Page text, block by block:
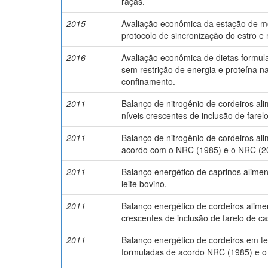
2015
Avaliação econômica da estação de
protocolo de sincronização do estro e
2016
Avaliação econômica de dietas
sem restrição de energia e proteína
confinamento.
2011
Balanço de nitrogênio de cordeiros
níveis crescentes de inclusão de
2011
Balanço de nitrogênio de cordeiros
acordo com o NRC (1985) e o NRC
2011
Balanço energético de caprinos
leite bovino.
2011
Balanço energético de cordeiros
crescentes de inclusão de farelo de
2011
Balanço energético de cordeiros em
formuladas de acordo NRC (1985) e